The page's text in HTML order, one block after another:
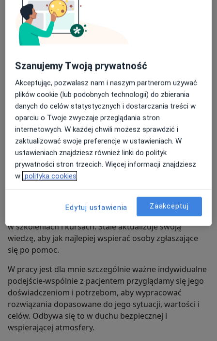
Jestem psychologiem i diagnostą, w trakcie
certyfikowanego szkolenia terapeutycznego w nurcie
poznawczo-behawioralnym (CBT). Ukończyłam studia
psychologiczne na Uniwersytecie Jagiellońskim.
Wspieram zarówno w radzeniu sobie z codziennymi
trudnościami – stresem, emocjami, relacjami czy
koncentracją, jak i w rozwoju osobistym oraz
pogłębianiu samoświadomości.
Swoje doświadczenie zawodowe zdobywałam podczas
staży na dziennych oddziałach w Klinicznym Szpitalu
im. dr. Józefa Babińskiego w Krakowie. Dzięki temu
miałam okazję wspierać osoby w bardzo szerokim
zakresie trudności, od kryzysów obejmujących
trudności w wielu obszarach: emocjonalnym,
poznawczym, społecznym, do wsparcia w codziennych
bieżących problemach.
elementem pracy psychologa, dlatego regularnie
poszerzam swoją wiedzę i umiejętności poprzez udział
w szkoleniach i kursach. Stale aktualizuje swoją
wiedzę, aby jak najlepiej wspierać osoby zgłaszające
się po pomoc.
W pracy jest dla mnie szczególnie ważne indywidualne
podejście-wspólnie z pacjentem przyglądamy się jego
doświadczeniom i potrzebom, aby wypracować
rozwiązania dopasowane do jego sytuacji, wartości i
celów. Odbywa się to w duchu bezpiecznej i
wspierającej atmosfery.
Szanujemy Twoją prywatność
Akceptując, pozwalasz nam i naszym partnerom używać
plików cookie (lub podobnych technologii) do zbierania
danych do celów statystycznych i dostarczania treści w
oparciu o Twoje zwyczaje przeglądania stron
internetowych. W każdej chwili możesz sprawdzić i
zaktualizować swoje preferencje w ustawieniach. W
ustawieniach znajdziesz również linki do polityk
prywatności stron trzecich. Więcej informacji znajdziesz
w polityka cookies
Edytuj ustawienia Zaakceptuj